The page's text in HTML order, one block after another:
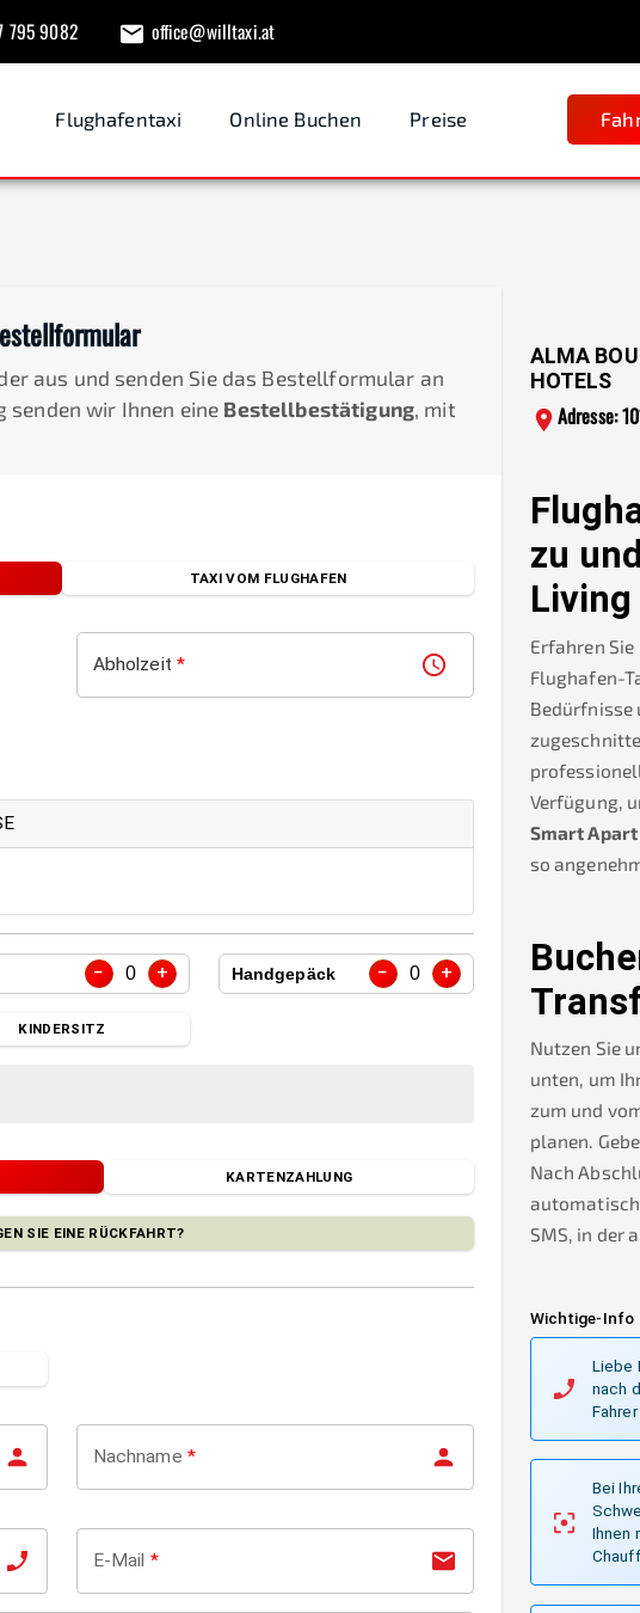
795 9082 office@willtaxi.at
Flughafentaxi Online Buchen Preise
aus und senden Sie das Bestellformular an
senden wir Ihnen eine Bestellbestätigung, mit
TAXI VOM FLUGHAFEN
Abholzeit *
− 0 + Handgepäck − 0 +
KINDERSITZ
KARTENZAHLUNG
SIE EINE RÜCKFAHRT?
Nachname *
E-Mail *
ALMA
HOTELS
Adresse:
zu
Erfahren
Flughafen-
Bedürfnisse
Verfügung,
Smart
so
Nutzen Sie
unten, um
zum und
planen.
Nach
SMS, in der
Wichtige-Info
Liebe
nach
Bei
Ihnen